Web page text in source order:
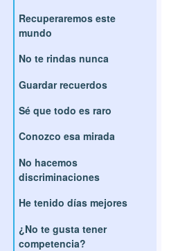
Recuperaremos este
mundo
No te rindas nunca
Guardar recuerdos
Sé que todo es raro
Conozco esa mirada
No hacemos
discriminaciones
He tenido días mejores
¿No te gusta tener
competencia?